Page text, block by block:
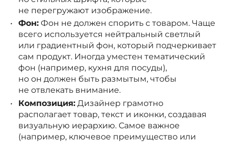
не перегружают изображение.
Фон: Фон не должен спорить с товаром. Чаще
всего используется нейтральный светлый
или градиентный фон, который подчеркивает
сам продукт. Иногда уместен тематический
фон (например, кухня для посуды),
но он должен быть размытым, чтобы
не отвлекать внимание.
Композиция: Дизайнер грамотно
располагает товар, текст и иконки, создавая
визуальную иерархию. Самое важное
(например, ключевое преимущество или